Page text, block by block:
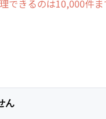
できるのは10,000件
ん